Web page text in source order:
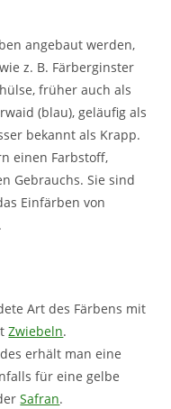
angebaut werden,
z. B. Färberginster
früher auch als
(blau), geläufig als
bekannt als Krapp.
einen Farbstoff,
Gebrauchs. Sie sind
Einfärben von
Art des Färbens mit
Zwiebeln.
erhält man eine
für eine gelbe
Safran.